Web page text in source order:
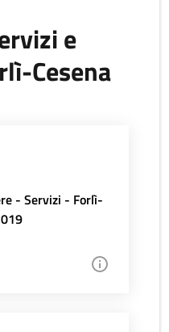
e
Cesena
- Servizi - Forlì-